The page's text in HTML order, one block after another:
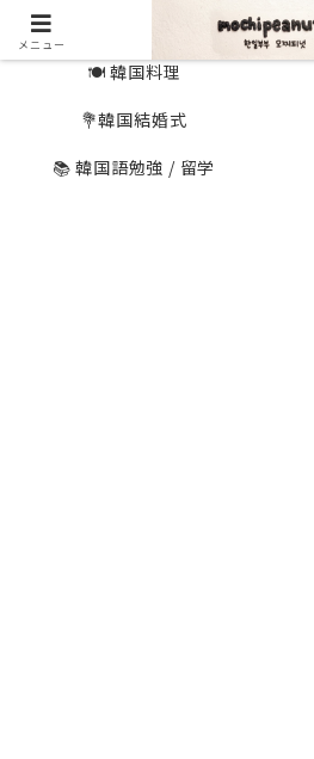
🍽 韓国料理
💐韓国結婚式
📚 韓国語勉強 / 留学
メニュー